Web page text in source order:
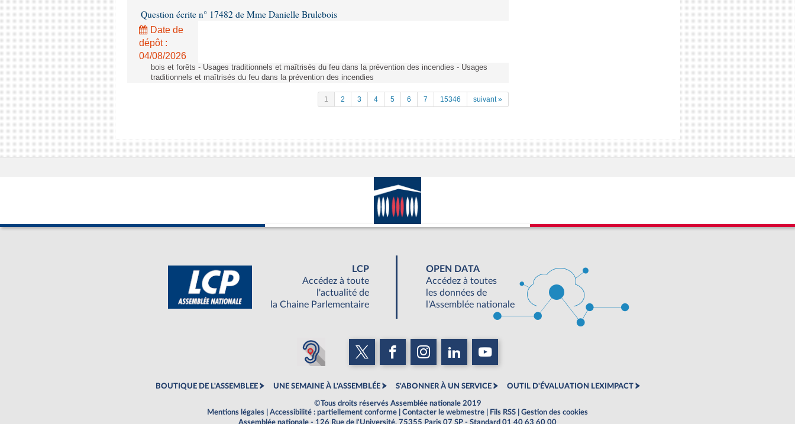
Question écrite n° 17482 de Mme Danielle Brulebois
Date de
dépôt :
04/08/2026
bois et forêts - Usages traditionnels et maîtrisés du feu dans la prévention des incendies - Usages
traditionnels et maîtrisés du feu dans la prévention des incendies
1 2 3 4 5 6 7 15346 suivant »
LCP
Accédez à toute
l'actualité de
la Chaine Parlementaire
OPEN DATA
Accédez à toutes
les données de
l'Assemblée nationale
BOUTIQUE DE L'ASSEMBLEE UNE SEMAINE À L'ASSEMBLÉE S'ABONNER À UN SERVICE OUTIL D'ÉVALUATION LEXIMPACT
©Tous droits réservés Assemblée nationale 2019
Mentions légales
Accessibilité : partiellement conforme Contacter le webmestre Fils RSS
Gestion des cookies
Assemblée nationale - 126 Rue de l'Université, 75355 Paris 07 SP - Standard 01 40 63 60 00